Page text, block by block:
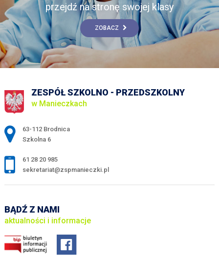
przejdź na stronę swojej klasy
ZOBACZ
ZESPÓŁ SZKOLNO - PRZEDSZKOLNY
w Manieczkach
Adres pocztowy:
63-112 Brodnica
Szkolna 6
61 28 20 985
sekretariat@zspmanieczki.pl
BĄDŹ Z NAMI
aktualności i informacje